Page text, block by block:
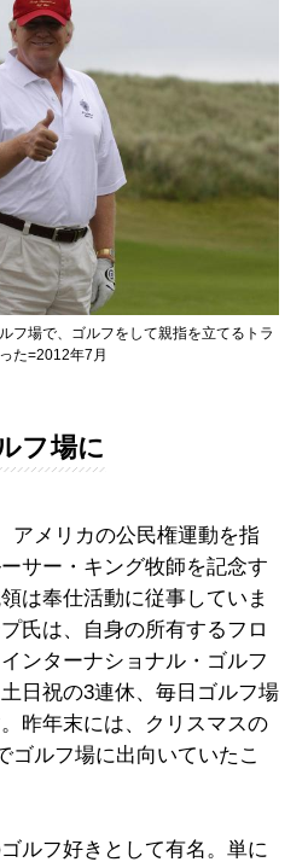
フ場で、ゴルフをして親指を立てるトラ
た=2012年7月
フ場に
アメリカの公民権運動を指
サー・キング牧師を記念す
は奉仕活動に従事していま
氏は、自身の所有するフロ
ンターナショナル・ゴルフ
日祝の3連休、毎日ゴルフ場
昨年末には、クリスマスの
ゴルフ場に出向いていたこ
ルフ好きとして有名。単に